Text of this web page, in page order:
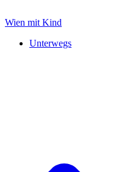
Inhalt
Wien mit Kind
Unterwegs